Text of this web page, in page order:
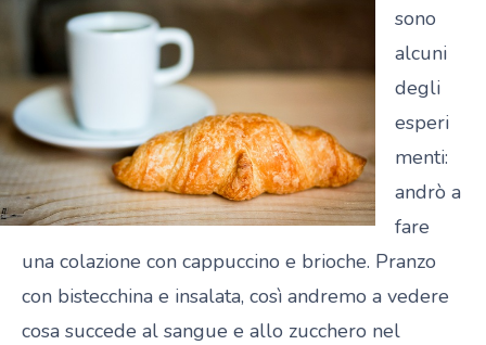
sono
alcuni
degli
esperi
menti:
andrò a
fare
una colazione con cappuccino e brioche. Pranzo
con bistecchina e insalata, così andremo a vedere
cosa succede al sangue e allo zucchero nel